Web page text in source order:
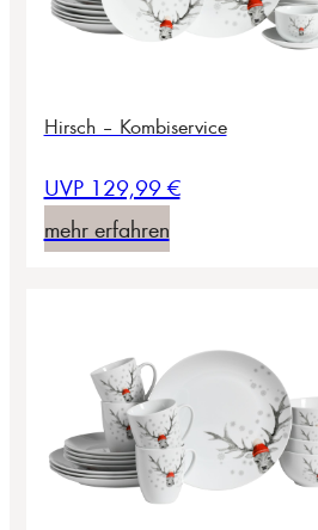
Hirsch – Kombiservice
UVP 129,99 €
mehr erfahren